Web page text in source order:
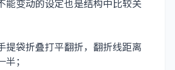
能变动的设定也是结构中比较关
提袋折叠打平翻折，翻折线距离
；